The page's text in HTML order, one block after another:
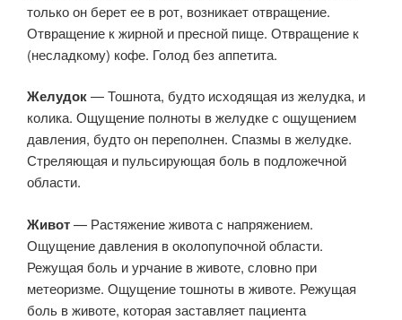
только он берет ее в рот, возникает отвращение.
Отвращение к жирной и пресной пище. Отвращение к
(несладкому) кофе. Голод без аппетита.
Желудок— Тошнота, будто исходящая из желудка, и
колика. Ощущение полноты в желудке с ощущением
давления, будто он переполнен. Спазмы в желудке.
Стреляющая и пульсирующая боль в подложечной
области.
Живот— Растяжение живота с напряжением.
Ощущение давления в околопупочной области.
Режущая боль и урчание в животе, словно при
метеоризме. Ощущение тошноты в животе. Режущая
боль в животе, которая заставляет пациента